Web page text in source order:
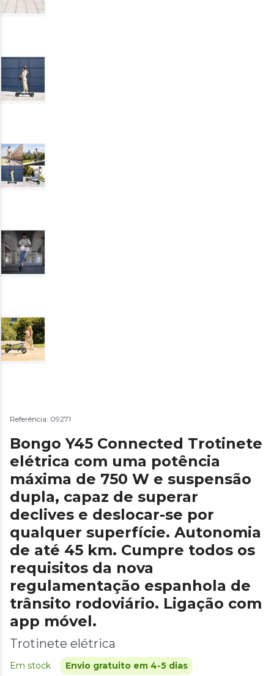
Referência: 09271
Bongo Y45 Connected Trotinete
elétrica com uma potência
máxima de 750 W e suspensão
dupla, capaz de superar
declives e deslocar-se por
qualquer superfície. Autonomia
de até 45 km. Cumpre todos os
requisitos da nova
regulamentação espanhola de
trânsito rodoviário. Ligação com
app móvel.
Trotinete elétrica
Em stock Envio gratuito em 4-5 dias